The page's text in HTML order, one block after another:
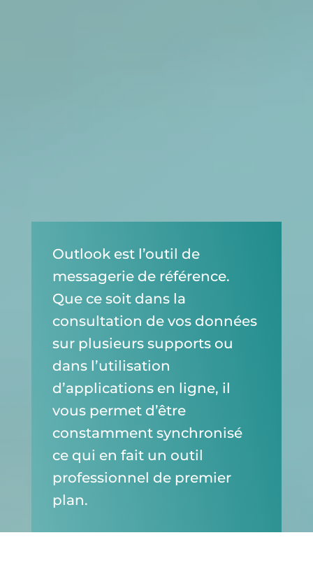
Outlook est l’outil de
messagerie de référence.
Que ce soit dans la
consultation de vos données
sur plusieurs supports ou
dans l’utilisation
d’applications en ligne, il
vous permet d’être
constamment synchronisé
ce qui en fait un outil
professionnel de premier
plan.